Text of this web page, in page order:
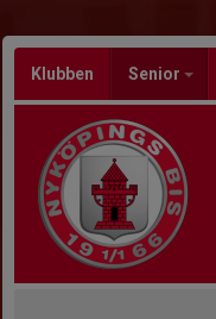
Klubben Senior